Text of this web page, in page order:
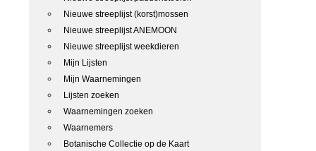
Nieuwe streeplijst (korst)mossen
Nieuwe streeplijst ANEMOON
Nieuwe streeplijst weekdieren
Mijn Lijsten
Mijn Waarnemingen
Lijsten zoeken
Waarnemingen zoeken
Waarnemers
Botanische Collectie op de Kaart